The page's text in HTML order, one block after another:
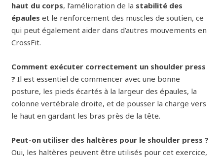
haut du corps, l’amélioration de la stabilité des
épaules et le renforcement des muscles de soutien, ce
qui peut également aider dans d’autres mouvements en
CrossFit.
Comment exécuter correctement un shoulder press
? Il est essentiel de commencer avec une bonne
posture, les pieds écartés à la largeur des épaules, la
colonne vertébrale droite, et de pousser la charge vers
le haut en gardant les bras près de la tête.
Peut-on utiliser des haltères pour le shoulder press ?
Oui, les haltères peuvent être utilisés pour cet exercice,